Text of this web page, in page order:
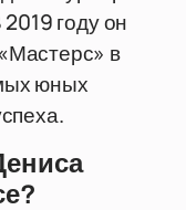
году он
в
юных